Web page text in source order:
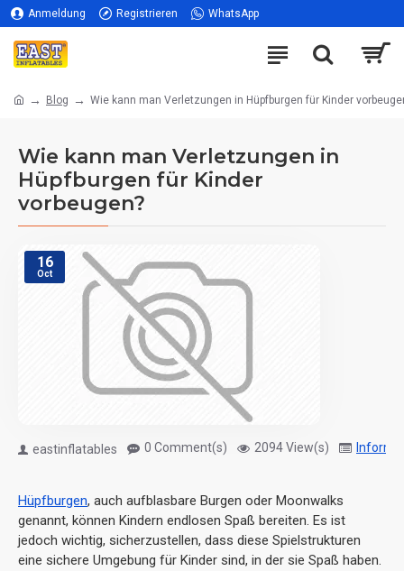
Anmeldung Registrieren WhatsApp
Blog Wie kann man Verletzungen in Hüpfburgen für Kinder
Wie kann man Verletzungen in
Hüpfburgen für Kinder
vorbeugen?
16
Oct
eastinflatables 0 Comment(s) 2094 View(s)
Hüpfburgen, auch aufblasbare Burgen oder Moonwalks
genannt, können Kindern endlosen Spaß bereiten. Es ist
jedoch wichtig, sicherzustellen, dass diese Spielstrukturen
eine sichere Umgebung für Kinder sind, in der sie Spaß haben.